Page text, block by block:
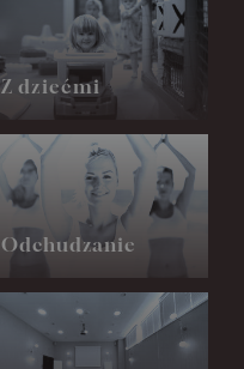
Z dziećmi
Odchudzanie